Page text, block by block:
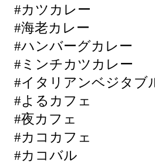
#カツカレー
#海老カレー
#ハンバーグカレー
#ミンチカツカレー
#イタリアンベジタブ
#よるカフェ
#夜カフェ
#カコカフェ
#カコバル